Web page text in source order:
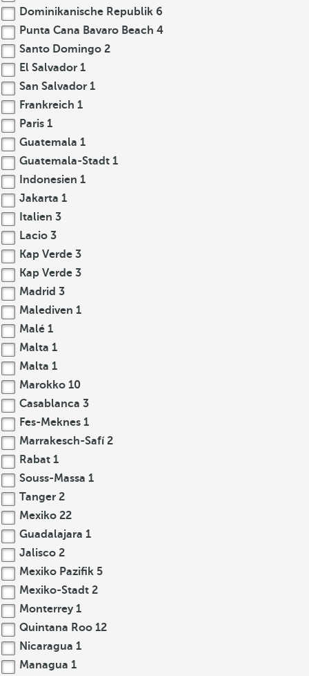
Dominikanische Republik 6
Punta Cana Bavaro Beach 4
Santo Domingo 2
El Salvador 1
San Salvador 1
Frankreich 1
Paris 1
Guatemala 1
Guatemala-Stadt 1
Indonesien 1
Jakarta 1
Italien 3
Lacio 3
Kap Verde 3
Kap Verde 3
Madrid 3
Malediven 1
Malé 1
Malta 1
Malta 1
Marokko 10
Casablanca 3
Fes-Meknes 1
Marrakesch-Safí2
Rabat 1
Souss-Massa 1
Tanger 2
Mexiko 22
Guadalajara 1
Jalisco 2
Mexiko Pazifik 5
Mexiko-Stadt 2
Monterrey 1
Quintana Roo 12
Nicaragua 1
Managua 1